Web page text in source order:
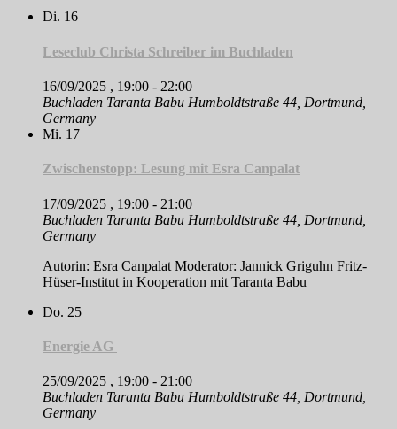
Di. 16
Leseclub Christa Schreiber im Buchladen
16/09/2025 , 19:00 - 22:00
Buchladen Taranta Babu Humboldtstraße 44, Dortmund,
Germany
Mi. 17
Zwischenstopp: Lesung mit Esra Canpalat
17/09/2025 , 19:00 - 21:00
Buchladen Taranta Babu Humboldtstraße 44, Dortmund,
Germany
Autorin: Esra Canpalat Moderator: Jannick Griguhn Fritz-
Hüser-Institut in Kooperation mit Taranta Babu
Do. 25
Energie AG
25/09/2025 , 19:00 - 21:00
Buchladen Taranta Babu Humboldtstraße 44, Dortmund,
Germany